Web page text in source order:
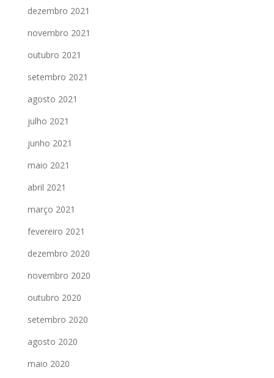
dezembro 2021
novembro 2021
outubro 2021
setembro 2021
agosto 2021
julho 2021
junho 2021
maio 2021
abril 2021
março 2021
fevereiro 2021
dezembro 2020
novembro 2020
outubro 2020
setembro 2020
agosto 2020
maio 2020